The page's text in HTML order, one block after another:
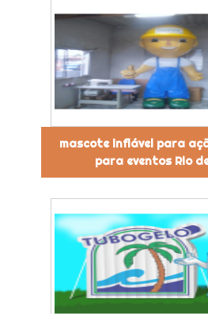
mascote inflável para
para eventos Rio